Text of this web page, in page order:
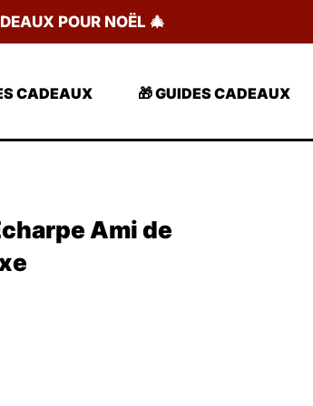
POUR NOËL 🎄
CADEAUX 🎁 GUIDES CADEAUX
Ami de